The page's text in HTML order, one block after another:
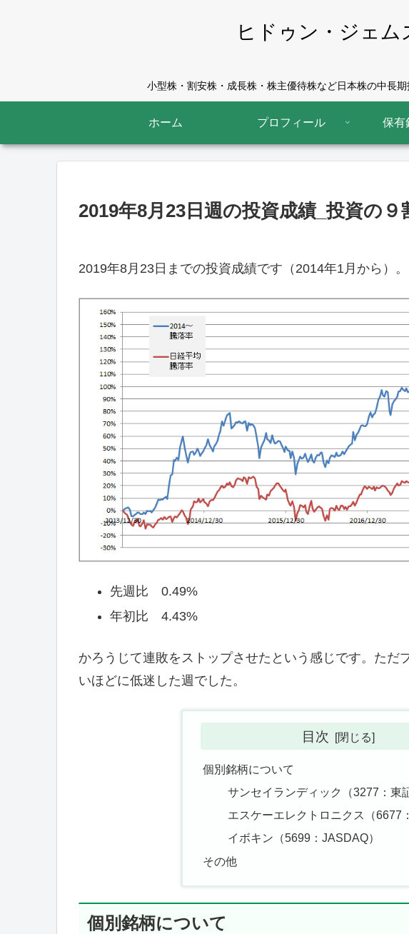
ヒドゥン・ジェム
小型株・割安株・成長株・株主優待株など日本株の中長
ホーム プロフィール 保有
2019年8月23日週の投資成績_投資の９
2019年8月23日までの投資成績です（2014年1月から）。
先週比 0.49%
年初比 4.43%
かろうじて連敗をストップさせたという感じです。ただ
いほどに低迷した週でした。
目次
個別銘柄について
サンセイランディック（3277：東
エスケーエレクトロニクス（6677
イボキン（5699：JASDAQ）
その他
個別銘柄について